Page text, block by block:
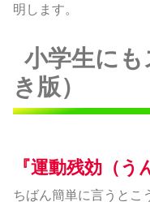
明します。
小学生に
き版）
『運動残効（う
ちばん簡単に言うとこ